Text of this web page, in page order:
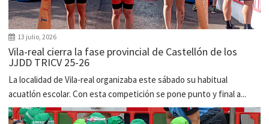
13 julio, 2026
Vila-real cierra la fase provincial de Castellón de los
JJDD TRICV 25-26
La localidad de Vila-real organizaba este sábado su habitual
acuatlón escolar. Con esta competición se pone punto y final a...